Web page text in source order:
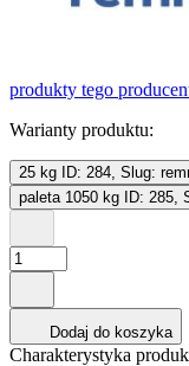
produkty tego
Warianty produktu:
25 kg
ID: 284, Slug:
paleta 1050 kg
ID: 285,
Dodaj do koszyka
Charakterystyka